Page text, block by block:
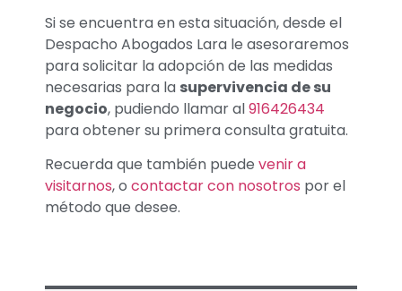
Si se encuentra en esta situación, desde el
Despacho Abogados Lara le asesoraremos
para solicitar la adopción de las medidas
necesarias para la supervivencia de su
negocio, pudiendo llamar al916426434
para obtener su primera consulta gratuita.
Recuerda que también puede venir a
visitarnos, o contactar con nosotros por el
método que desee.